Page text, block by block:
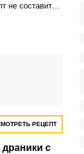
не составит
РЕЦЕПТ
с